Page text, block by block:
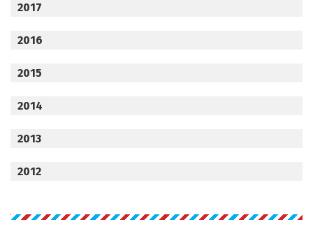
2017
2016
2015
2014
2013
2012